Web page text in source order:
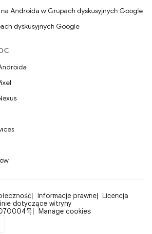
Androida w Grupach dyskusyjnych Google
dyskusyjnych Google
Informacje prawne
Licencja
dotyczące witryny
号
Manage cookies